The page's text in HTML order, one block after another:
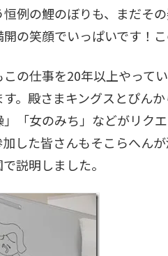
例の鯉のぼりも、まだそ
の笑顔でいっぱいです！
この仕事を20年以上やって
。殿さまキングスとぴん
」「女のみち」などがリク
した皆さんもそこらへん
説明しました。